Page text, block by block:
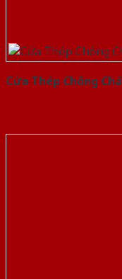
Cửa Thép Chống